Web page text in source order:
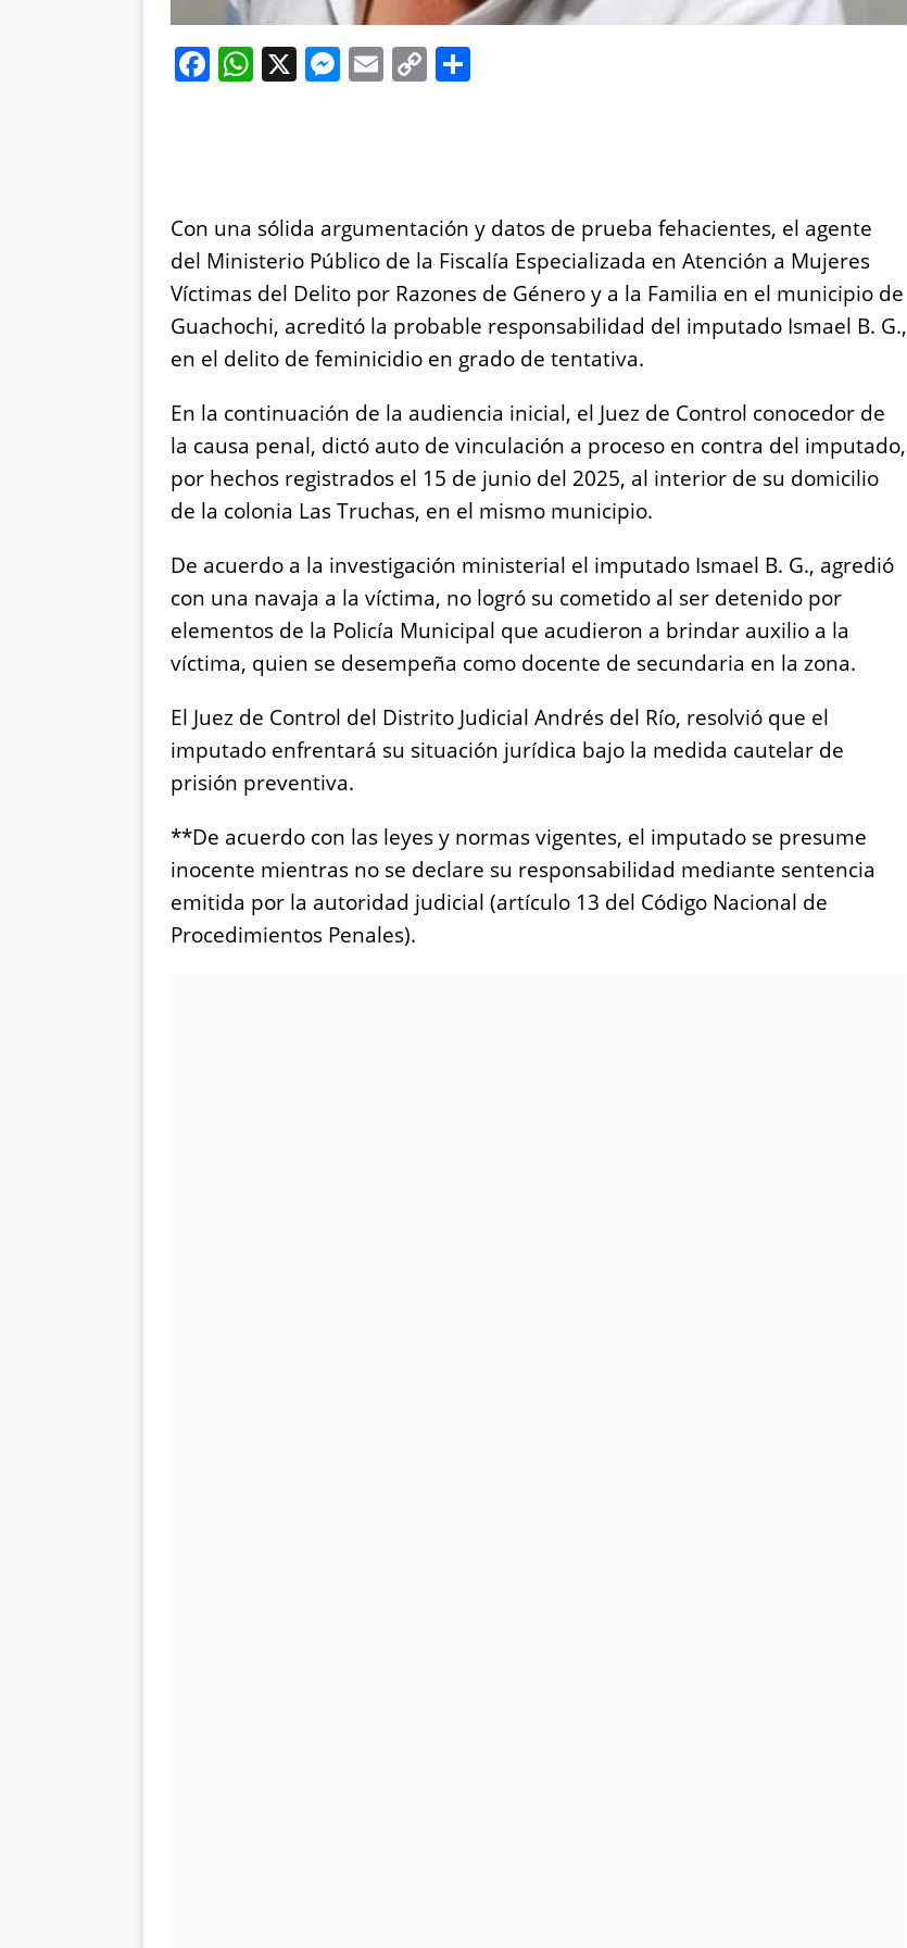
F
o
o
k
W
p
p
X M
g
er
E C
n
k
Con una sólida argumentación y datos de prueba fehacientes, el agente
del Ministerio Público de la Fiscalía Especializada en Atención a Mujeres
Víctimas del Delito por Razones de Género y a la Familia en el municipio de
Guachochi, acreditó la probable responsabilidad del imputado Ismael B. G.,
en el delito de feminicidio en grado de tentativa.
En la continuación de la audiencia inicial, el Juez de Control conocedor de
la causa penal, dictó auto de vinculación a proceso en contra del imputado,
por hechos registrados el 15 de junio del 2025, al interior de su domicilio
de la colonia Las Truchas, en el mismo municipio.
De acuerdo a la investigación ministerial el imputado Ismael B. G., agredió
con una navaja a la víctima, no logró su cometido al ser detenido por
elementos de la Policía Municipal que acudieron a brindar auxilio a la
víctima, quien se desempeña como docente de secundaria en la zona.
El Juez de Control del Distrito Judicial Andrés del Río, resolvió que el
imputado enfrentará su situación jurídica bajo la medida cautelar de
prisión preventiva.
**De acuerdo con las leyes y normas vigentes, el imputado se presume
inocente mientras no se declare su responsabilidad mediante sentencia
emitida por la autoridad judicial (artículo 13 del Código Nacional de
Procedimientos Penales).